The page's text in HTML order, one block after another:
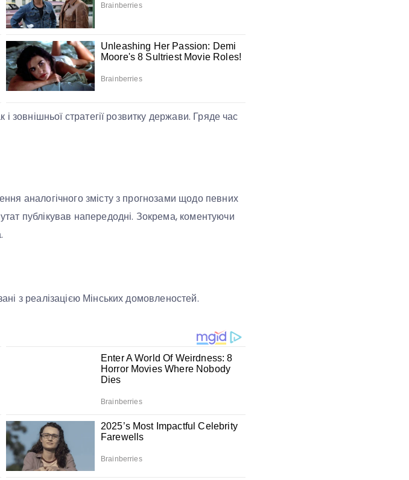
зовнішньої стратегії розвитку держави. Гряде час
аналогічного змісту з прогнозами щодо певних
публікував напередодні. Зокрема, коментуючи
з реалізацією Мінських домовленостей.